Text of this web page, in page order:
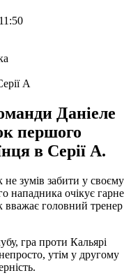
А
Даніеле
першого
в Серії А.
зумів забити у своєму
нападника очікує гарне
вважає головний тренер
гра проти Кальярі
утім у другому